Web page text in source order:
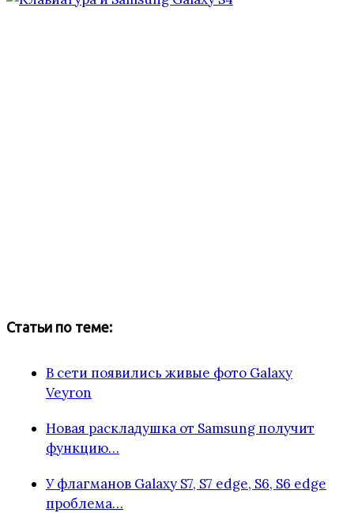
Статьи по теме:
В сети появились живые фото Galaxy
Veyron
Новая раскладушка от Samsung получит
функцию…
У флагманов Galaxy S7, S7 edge, S6, S6 edge
проблема…